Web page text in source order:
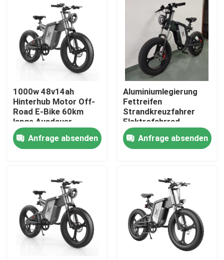
Videos
Über uns
Fabrik-Ausflug
Qualitätskontrolle
Ridstar Elektrofahrrad
Elektrofahrrad mit Klappreifen
Elektrische Stadtfahrräder
1000w 48v14ah
Hinterhub Motor Off-
Road E-Bike 60km
lange Ausdauer
Anfrage absenden
Aluminiumlegierung
Fettreifen
Strandkreuzfahrer
Elektrofahrrad
1000watt
Hochgeschwindigkeit
Anfrage absenden